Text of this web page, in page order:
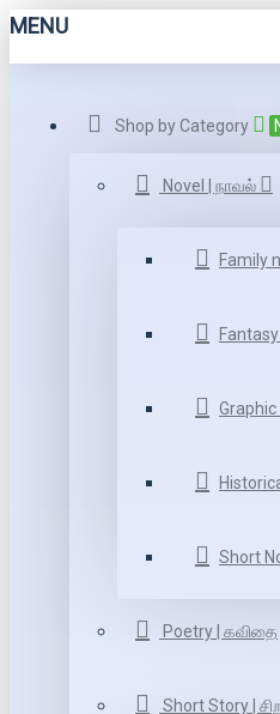
MENU
Shop by Category
Novel | நாவல்
Family
Graphic
Short
Poetry | கவிதை
Short Story |